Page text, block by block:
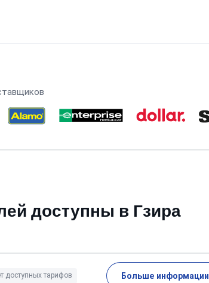
доступны в Гзира
доступных тарифов Больше информации